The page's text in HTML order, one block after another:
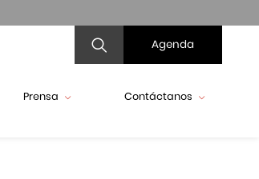
Agenda
Prensa Contáctanos